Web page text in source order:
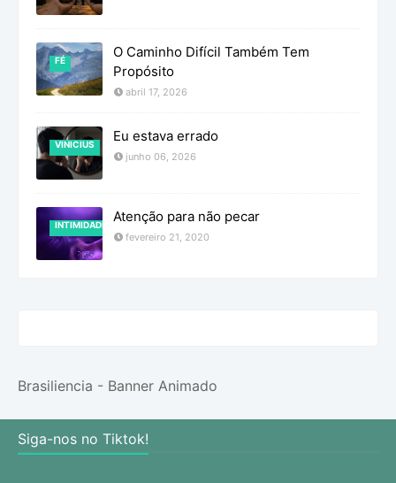
FÉ
O Caminho Difícil Também Tem
Propósito
abril 17, 2026
VINICIUS Eu estava errado
junho 06, 2026
INTIMIDADE Atenção para não pecar
fevereiro 21, 2020
Brasiliencia - Banner Animado
Siga-nos no Tiktok!